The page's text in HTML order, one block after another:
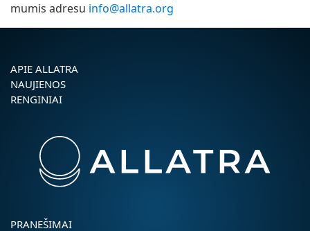
mumis adresu info@allatra.org
APIE ALLATRA
NAUJIENOS
RENGINIAI
PRANEŠIMAI